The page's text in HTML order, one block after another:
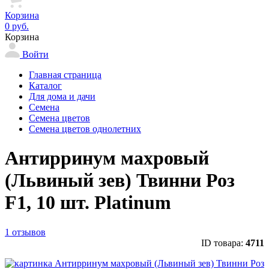
Корзина
0 руб.
Корзина
Войти
Главная страница
Каталог
Для дома и дачи
Семена
Семена цветов
Семена цветов однолетних
Антирринум махровый
(Львиный зев) Твинни Роз
F1, 10 шт. Platinum
1 отзывов
ID товара: 4711